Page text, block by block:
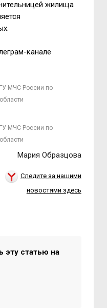
жилища
канале
МЧС России по
МЧС России по
Мария Образцова
Следите за нашими
новостями здесь
эту статью на